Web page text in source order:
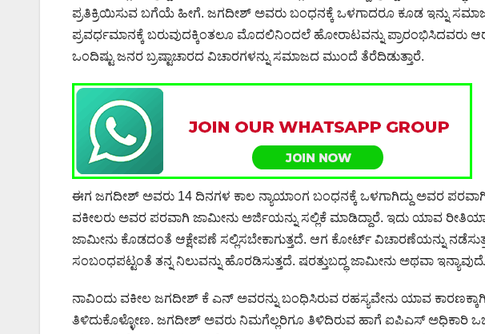
ಪ್ರತಿಕ್ರಿಯಿಸುವ ಬಗೆಯೆ ಹೀಗೆ. ಜಗದೀಶ್ ಅವರು ಬಂಧನಕ್ಕೆ ಒಳಗಾದರೂ ಕೂಡ ಇನ್ನು ಸಮಾಜ
ಪ್ರವರ್ಧಮಾನಕ್ಕೆ ಬರುವುದಕ್ಕಿಂತಲೂ ಮೊದಲಿನಿಂದಲೆ ಹೋರಾಟವನ್ನು ಪ್ರಾರಂಭಿಸಿದವರು
ಒಂದಿಷ್ಟು ಜನರ ಬ್ರಷ್ಟಾಚಾರದ ವಿಚಾರಗಳನ್ನು ಸಮಾಜದ ಮುಂದೆ ತೆರೆದಿಡುತ್ತಾರೆ.
ಈಗ ಜಗದೀಶ್ ಅವರು 14 ದಿನಗಳ ಕಾಲ ನ್ಯಾಯಾಂಗ ಬಂಧನಕ್ಕೆ ಒಳಗಾಗಿದ್ದು ಅವರ
ವಕೀಲರು ಅವರ ಪರವಾಗಿ ಜಾಮೀನು ಅರ್ಜಿಯನ್ನು ಸಲ್ಲಿಕೆ ಮಾಡಿದ್ದಾರೆ. ಇದು ಯಾವ
ಜಾಮೀನು ಕೊಡದಂತೆ ಆಕ್ಷೇಪಣೆ ಸಲ್ಲಿಸಬೇಕಾಗುತ್ತದೆ. ಆಗ ಕೋರ್ಟ್ ವಿಚಾರಣೆಯನ್ನು
ಸಂಬಂಧಪಟ್ಟಂತೆ ತನ್ನ ನಿಲುವನ್ನು ಹೊರಡಿಸುತ್ತದೆ. ಷರತ್ತುಬದ್ಧ ಜಾಮೀನು ಅಥವಾ
ನಾವಿಂದು ವಕೀಲ ಜಗದೀಶ್ ಕೆ ಎನ್ ಅವರನ್ನು ಬಂಧಿಸಿರುವ ರಹಸ್ಯವೇನು ಯಾವ
ತಿಳಿದುಕೊಳ್ಳೋಣ. ಜಗದೀಶ್ ಅವರು ನಿಮಗೆಲ್ಲರಿಗೂ ತಿಳಿದಿರುವ ಹಾಗೆ ಐಪಿಎಸ್ ಅಧಿಕಾರಿ